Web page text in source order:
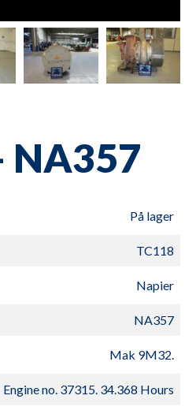
NA357
På lager
TC118
Napier
NA357
Mak 9M32.
Engine no. 37315. 34.368 Hours